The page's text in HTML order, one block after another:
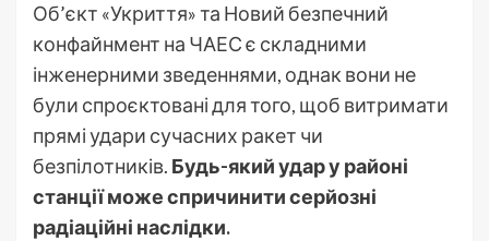
Об’єкт «Укриття» та Новий безпечний
конфайнмент на ЧАЕС є складними
інженерними зведеннями, однак вони не
були спроєктовані для того, щоб витримати
прямі удари сучасних ракет чи
безпілотників. Будь-який удар у районі
станції може спричинити серйозні
радіаційні наслідки.